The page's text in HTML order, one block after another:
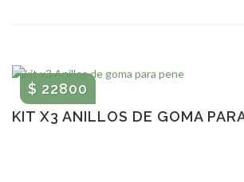
KIT X3 ANILLOS DE GOMA
$ 22800